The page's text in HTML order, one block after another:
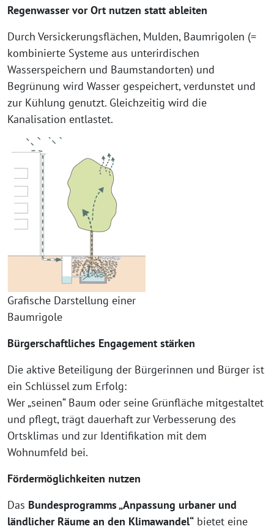
Regenwasser vor Ort nutzen statt ableiten
Durch Versickerungsflächen, Mulden, Baumrigolen (=
kombinierte Systeme aus unterirdischen
Wasserspeichern und Baumstandorten) und
Begrünung wird Wasser gespeichert, verdunstet und
zur Kühlung genutzt. Gleichzeitig wird die
Kanalisation entlastet.
Grafische Darstellung einer
Baumrigole
Bürgerschaftliches Engagement stärken
Die aktive Beteiligung der Bürgerinnen und Bürger ist
ein Schlüssel zum Erfolg:
Wer „seinen“ Baum oder seine Grünfläche mitgestaltet
und pflegt, trägt dauerhaft zur Verbesserung des
Ortsklimas und zur Identifikation mit dem
Wohnumfeld bei.
Fördermöglichkeiten nutzen
Das Bundesprogramms „Anpassung urbaner und
ländlicher Räume an den Klimawandel“ bietet eine